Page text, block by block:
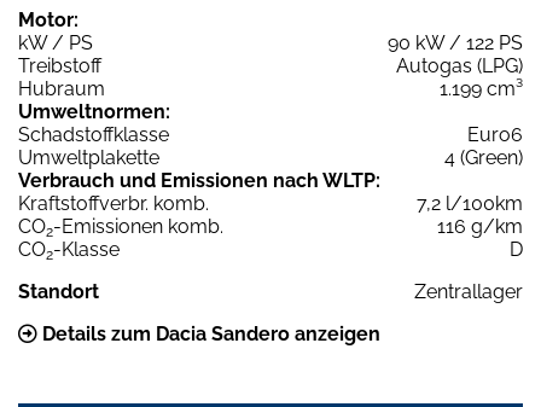
Motor:
kW / PS
90 kW / 122 PS
Treibstoff
Autogas (LPG)
Hubraum
1.199 cm³
Umweltnormen:
Schadstoffklasse
Euro6
Umweltplakette
4 (Green)
Verbrauch und Emissionen nach WLTP:
Kraftstoffverbr. komb.
7,2 l/100km
CO2-Emissionen komb.
116 g/km
CO2-Klasse
D
Standort
Zentrallager
Details zum Dacia Sandero anzeigen